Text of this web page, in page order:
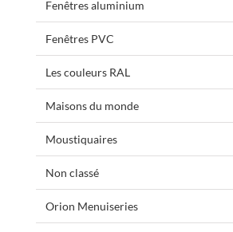
Fenêtres aluminium
Fenêtres PVC
Les couleurs RAL
Maisons du monde
Moustiquaires
Non classé
Orion Menuiseries